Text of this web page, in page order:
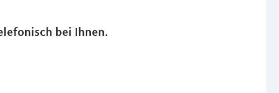
bei Ihnen.